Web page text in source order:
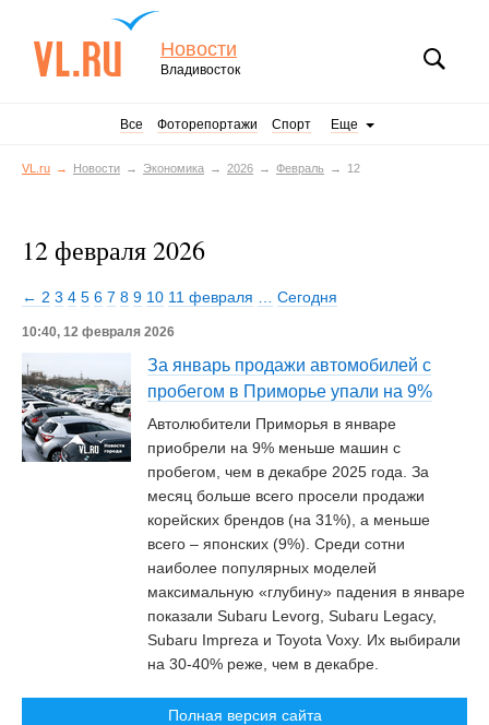
Новости
Владивосток
Все Фоторепортажи Спорт Еще
VL.ru Новости Экономика 2026 Февраль 12
12 февраля 2026
← 2 3 4 5 6 7 8 9 10 11 февраля Сегодня
10:40, 12 февраля 2026
За январь продажи автомобилей с
пробегом в Приморье упали на 9%
Автолюбители Приморья в январе
приобрели на 9% меньше машин с
пробегом, чем в декабре 2025 года. За
месяц больше всего просели продажи
корейских брендов (на 31%), а меньше
всего – японских (9%). Среди сотни
наиболее популярных моделей
максимальную «глубину» падения в январе
показали Subaru Levorg, Subaru Legacy,
Subaru Impreza и Toyota Voxy. Их выбирали
на 30-40% реже, чем в декабре.
Полная версия сайта